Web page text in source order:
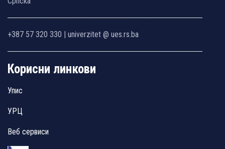
+387 57 320 330 | univerzitet @ ues.rs.ba
Корисни линкови
Упис
УРЦ
Веб сервиси